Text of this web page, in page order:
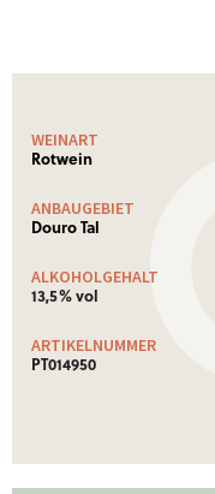
WEINART
Rotwein
ANBAUGEBIET
Douro Tal
ALKOHOLGEHALT
13,5% vol
ARTIKELNUMMER
PT014950
Brennwert